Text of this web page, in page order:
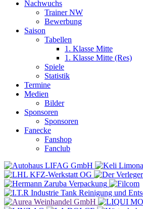
Nachwuchs
Trainer NW
Bewerbung
Saison
Tabellen
1. Klasse Mitte
1. Klasse Mitte (Res)
Spiele
Statistik
Termine
Medien
Bilder
Sponsoren
Sponsoren
Fanecke
Fanshop
Fanclub